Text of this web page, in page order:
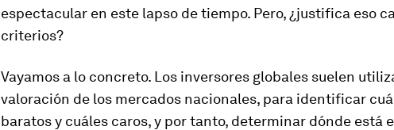
espectacular en este lapso de tiempo. Pero, ¿justifica eso
criterios?
Vayamos a lo concreto. Los inversores globales suelen
valoración de los mercados nacionales, para identificar
baratos y cuáles caros, y por tanto, determinar dónde está